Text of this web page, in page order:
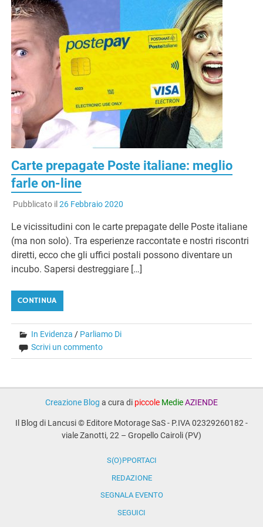
Carte prepagate Poste italiane: meglio
farle on-line
Pubblicato il 26 Febbraio 2020
Le vicissitudini con le carte prepagate delle Poste italiane
(ma non solo). Tra esperienze raccontate e nostri riscontri
diretti, ecco che gli uffici postali possono diventare un
incubo. Sapersi destreggiare […]
CONTINUA
In Evidenza / Parliamo Di
Scrivi un commento
Creazione Blog a cura di piccole MedieAZIENDE
Il Blog di Lancusi © Editore Motorage SaS - P.IVA 02329260182 -
viale Zanotti, 22 – Gropello Cairoli (PV)
S(O)PPORTACI
REDAZIONE
SEGNALA EVENTO
SEGUICI